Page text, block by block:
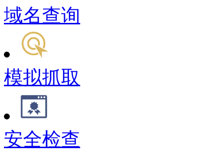
域名查询
模拟抓取
安全检查